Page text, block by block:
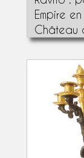
Empire
Château